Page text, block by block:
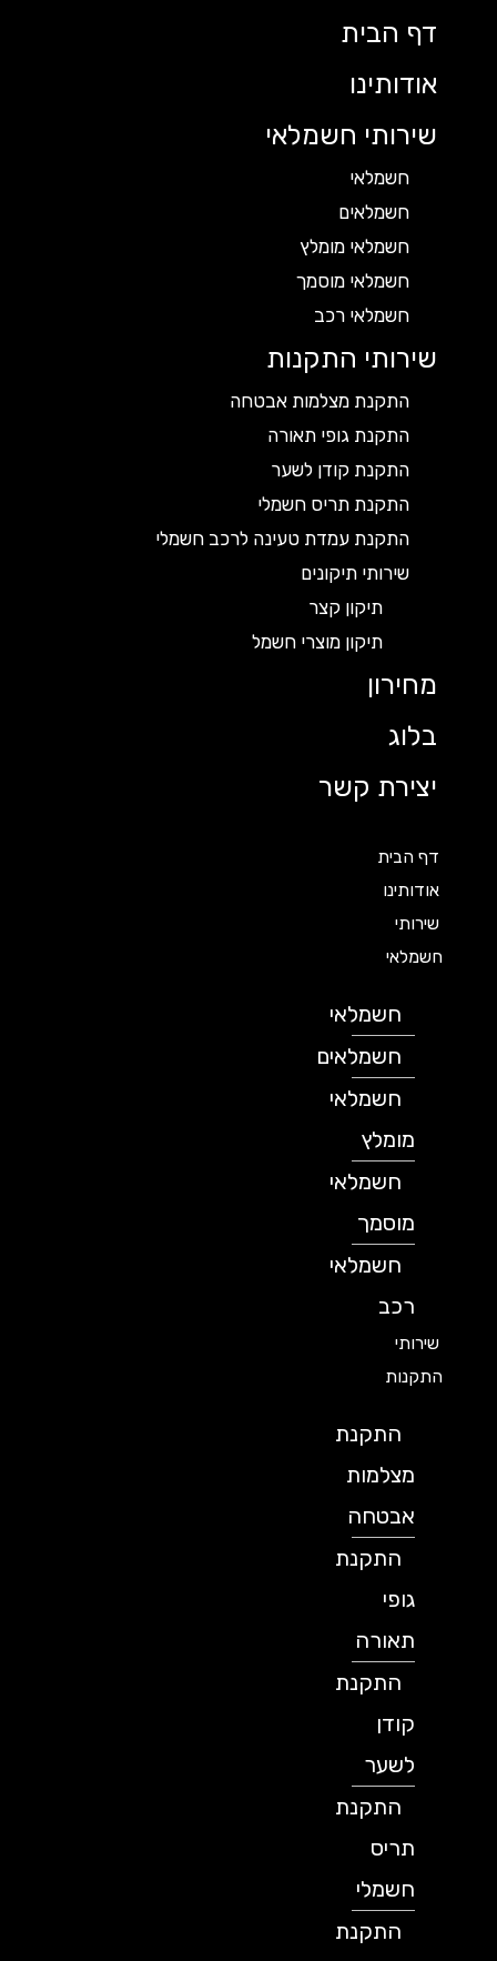
דף הבית
אודותינו
שירותי חשמלאי
חשמלאי
חשמלאים
חשמלאי מומלץ
חשמלאי מוסמך
חשמלאי רכב
שירותי התקנות
התקנת מצלמות אבטחה
התקנת גופי תאורה
התקנת קודן לשער
התקנת תריס חשמלי
התקנת עמדת טעינה לרכב חשמלי
שירותי תיקונים
תיקון קצר
תיקון מוצרי חשמל
מחירון
בלוג
יצירת קשר
דף הבית
אודותינו
שירותי
חשמלאי
חשמלאי
חשמלאים
חשמלאי
מומלץ
חשמלאי
מוסמך
חשמלאי
שירותי
התקנות
התקנת
מצלמות
אבטחה
התקנת
תאורה
התקנת
לשער
התקנת
תריס
חשמלי
התקנת